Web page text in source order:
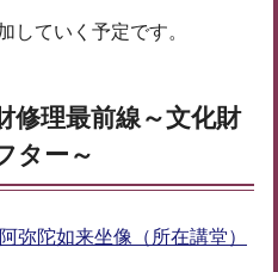
ていく予定です。
修理最前線～文化財
ター～
陀如来坐像（所在講堂）